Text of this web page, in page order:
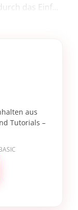
das Einf...
aus
Tutorials –